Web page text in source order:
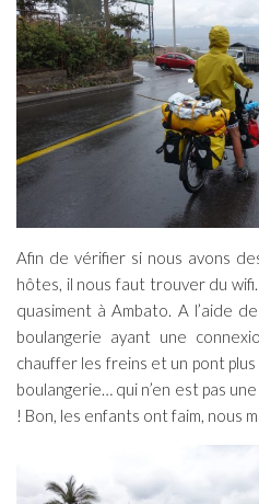
Afin de vérifier si nous avons
hôtes, il nous faut trouver du
quasiment à Ambato. A l’aide
boulangerie ayant une
chauffer les freins et un pont
boulangerie… qui n’en est pas
! Bon, les enfants ont faim, nous